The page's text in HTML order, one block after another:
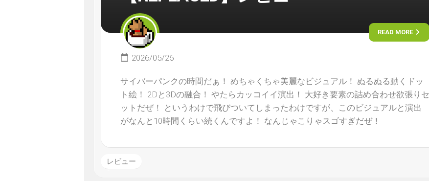
READ MORE
2026/05/26
サイバーパンクの時間だぁ！ めちゃくちゃ美麗なビジュアル！ ぬるぬる動くドッ
ト絵！ 2Dと3Dの融合！ やたらカッコイイ演出！ 大好き要素の詰め合わせ欲張りセ
ットだぜ！ というわけで飛びついてしまったわけですが、このビジュアルと演出
がなんと10時間くらい続くんですよ！ なんじゃこりゃスゴすぎだぜ！
レビュー